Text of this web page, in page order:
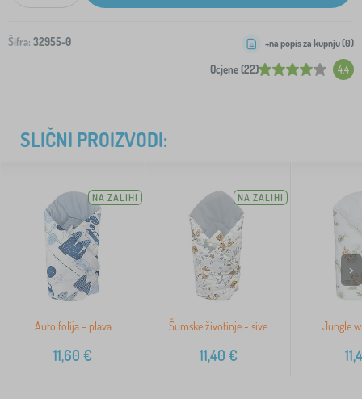
Šifra: 32955-0
Ocjene (22) 4.4
+na popis za kupnju (0)
SLIČNI PROIZVODI:
NA ZALIHI
Auto folija - plava
11,60 €
NA ZALIHI
Šumske životinje - sive
11,40 €
Jungle
>